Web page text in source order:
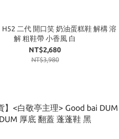
H52 二代 開口笑 奶油蛋糕鞋 解構 溶
解 粗鞋帶 小香風 白
NT$2,680
NT$3,980